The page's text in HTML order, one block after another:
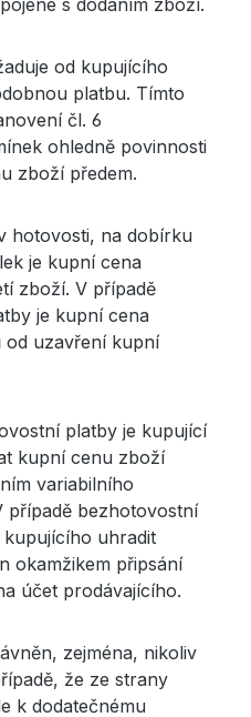
s dodáním zboží.
od kupujícího
platbu. Tímto
čl. 6
ohledně povinnosti
zboží předem.
hotovosti, na dobírku
je kupní cena
zboží. V případě
je kupní cena
od uzavření kupní
platby je kupující
kupní cenu zboží
variabilního
případě bezhotovostní
uhradit
okamžikem připsání
účet prodávajícího.
zejména, nikoliv
že ze strany
k dodatečnému